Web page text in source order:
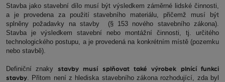
Stavba jako stavební dílo musí být výsledkem záměrné lidské činnosti,
a je provedena za použití stavebního materiálu, přičemž musí být
splněny požadavky na stavby (§ 153 nového stavebního zákona).
Stavba je výsledkem stavební nebo montážní činnosti, tj. určitého
technologického postupu, a je provedená na konkrétním místě (pozemku
nebo stavbě).
Definiční znaky
stavby musí splňovat také výrobek plnící funkci
stavby . Přitom není z hlediska stavebního zákona rozhodující, zda byl